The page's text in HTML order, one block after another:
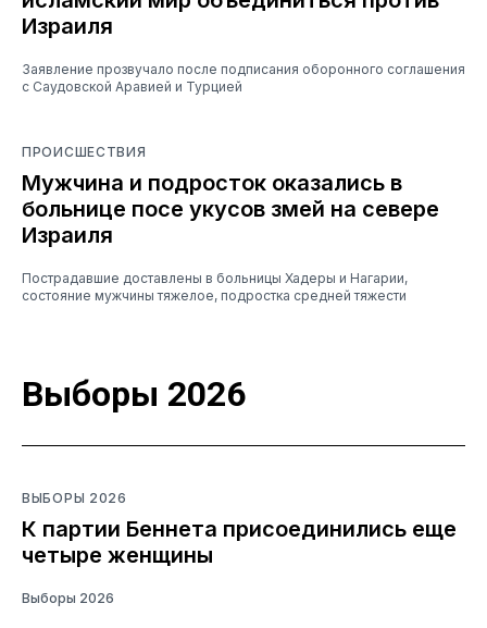
Израиля
Заявление прозвучало после подписания оборонного соглашения
с Саудовской Аравией и Турцией
ПРОИСШЕСТВИЯ
Мужчина и подросток оказались в
больнице посе укусов змей на севере
Израиля
Пострадавшие доставлены в больницы Хадеры и Нагарии,
состояние мужчины тяжелое, подростка средней тяжести
Выборы 2026
ВЫБОРЫ 2026
К партии Беннета присоединились еще
четыре женщины
Выборы 2026